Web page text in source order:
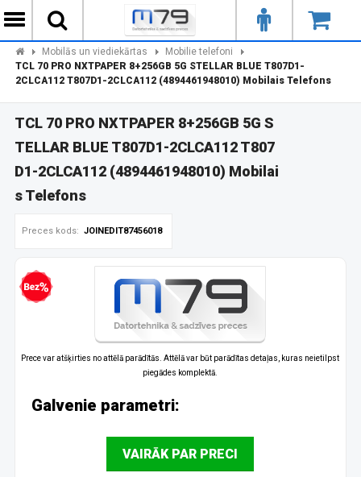
Mobilās un viediekārtas
Mobilie telefoni
TCL 70 PRO NXTPAPER 8+256GB 5G STELLAR BLUE T807D1-
2CLCA112 T807D1-2CLCA112 (4894461948010) Mobilais Telefons
TCL 70 PRO NXTPAPER 8+256GB 5G S
TELLAR BLUE T807D1-2CLCA112 T807
D1-2CLCA112 (4894461948010) Mobilai
s Telefons
Preces kods: JOINEDIT87456018
kredīts
Prece var atšķirties no attēlā parādītās. Attēlā var būt parādītas detaļas, kuras neietilpst
piegādes komplektā.
Galvenie parametri:
VAIRĀK PAR PRECI